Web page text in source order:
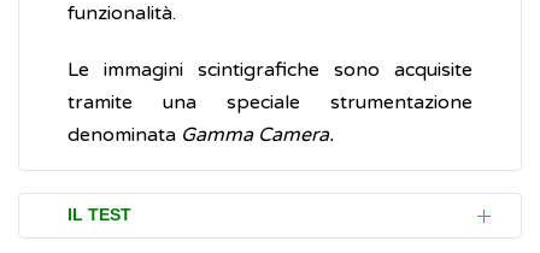
funzionalità.
Le immagini scintigrafiche sono acquisite
tramite una speciale strumentazione
denominata Gamma Camera.
IL TEST